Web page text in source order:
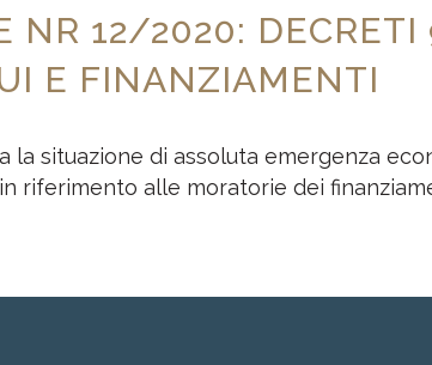
NR 12/2020:
E FINANZIAMENTI
la situazione di assoluta emergenza
riferimento alle moratorie dei